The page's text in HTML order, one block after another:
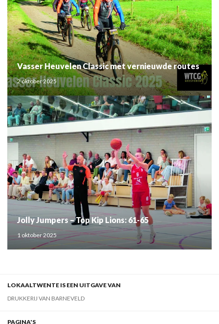
Vasser Heuvelen Classic met vernieuwde routes
2 oktober 2025
Jolly Jumpers – Top Kip Lions: 61-65
1 oktober 2025
LOKAALTWENTE IS EEN UITGAVE VAN
DRUKKERIJ VAN BARNEVELD
PAGINA'S